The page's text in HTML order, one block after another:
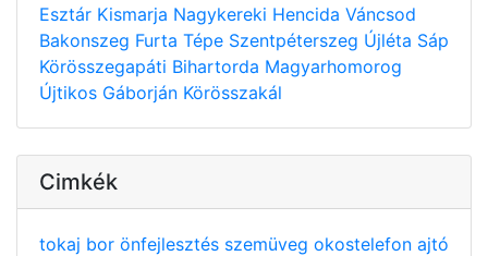
Esztár Kismarja Nagykereki Hencida Váncsod
Bakonszeg Furta Tépe Szentpéterszeg Újléta Sáp
Körösszegapáti Bihartorda Magyarhomorog
Újtikos Gáborján Körösszakál
Cimkék
tokaj bor önfejlesztés szemüveg okostelefon ajtó